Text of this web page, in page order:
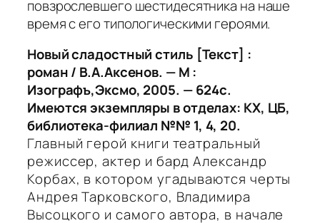
повзрослевшего шестидесятника на наше
время с его типологическими героями.
Новый сладостный стиль [Текст] :
роман / В.А.Аксенов. — М :
Изографъ,Эксмо, 2005. — 624с.
Имеются экземпляры в отделах: КХ, ЦБ,
библиотека-филиал №№ 1, 4, 20.
Главный герой книги театральный
режиссер, актер и бард Александр
Корбах, в котором угадываются черты
Андрея Тарковского, Владимира
Высоцкого и самого автора, в начале